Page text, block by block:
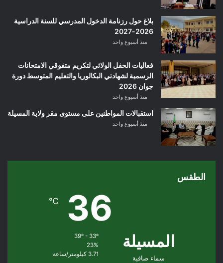
بلاغ حول رزنامة الدخول المدرسي للسنة الدراسية
2026-2027
منذ أسبوع واحد
فعاليات الحفل الولائي لتكريم متفوقي الامتحانات
الرسمية لشهادتي البكالوريا والتعليم المتوسط دورة
جوان 2026
منذ أسبوع واحد
استقبالات المواطنين على مستوى مقر ولاية المسيلة
منذ أسبوع واحد
الطقس
المسيلة
سماء صافية
36
℃
39º - 33º
23%
3.71 كيلومتر/ساعة